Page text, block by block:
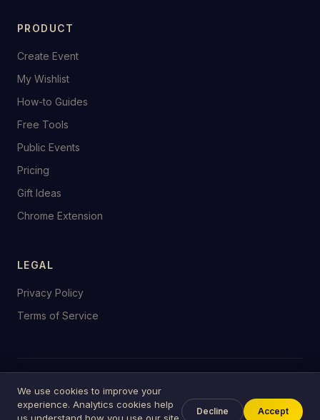
PRODUCT
Create Event
My Wishlist
How-to Guides
Free Tools
Public Events
Pricing
Gift Ideas
Chrome Extension
LEGAL
Privacy Policy
Terms of Service
© 2026 birthday.tools
Made with ♥ for celebrations everywhere
We use cookies to improve your
experience. Analytics cookies help
Decline Accept